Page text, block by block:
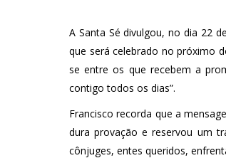
A Santa Sé divulgou, no dia 22
que será celebrado no próximo
se entre os que recebem a
contigo todos os dias”.
Francisco recorda que a
dura provação e reservou um
cônjuges, entes queridos,